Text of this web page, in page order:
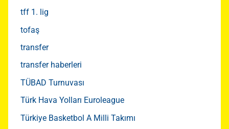
tff 1. lig
tofaş
transfer
transfer haberleri
TÜBAD Turnuvası
Türk Hava Yolları Euroleague
Türkiye Basketbol A Milli Takımı